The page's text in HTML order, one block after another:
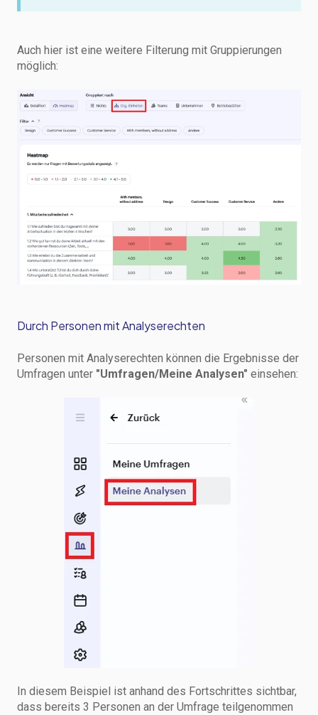
Auch hier ist eine weitere Filterung mit Gruppierungen
möglich:
Durch Personen mit Analyserechten
Personen mit Analyserechten können die Ergebnisse der
Umfragen unter "Umfragen/Meine Analysen" einsehen:
In diesem Beispiel ist anhand des Fortschrittes sichtbar,
dass bereits 3 Personen an der Umfrage teilgenommen